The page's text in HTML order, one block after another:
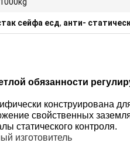
сейфа есд, анти-
обязанности
конструирована
свойственных
статического контроля.
изготовитель